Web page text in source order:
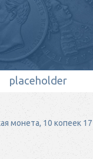
монета, 10 копеек